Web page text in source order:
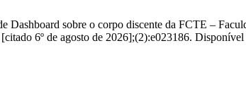
sobre o corpo discente da FCTE –
6º de agosto de 2026];(2):e023186. Disponível